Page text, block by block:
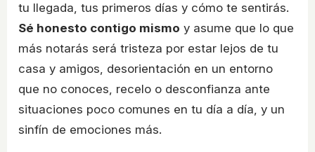
tu llegada, tus primeros días y cómo te sentirás.
Sé honesto contigo mismo y asume que lo que
más notarás será tristeza por estar lejos de tu
casa y amigos, desorientación en un entorno
que no conoces, recelo o desconfianza ante
situaciones poco comunes en tu día a día, y un
sinfín de emociones más.